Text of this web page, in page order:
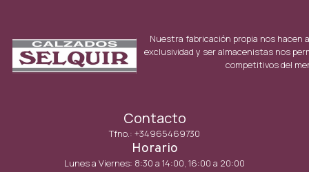
Nuestra fabricación propia nos hacen
exclusividad y ser almacenistas nos
competitivos del
Horario
Lunes a Viernes: 8:30 a 14:00, 16:00 a 20:00
Contacto
Tfno.: +34965469730